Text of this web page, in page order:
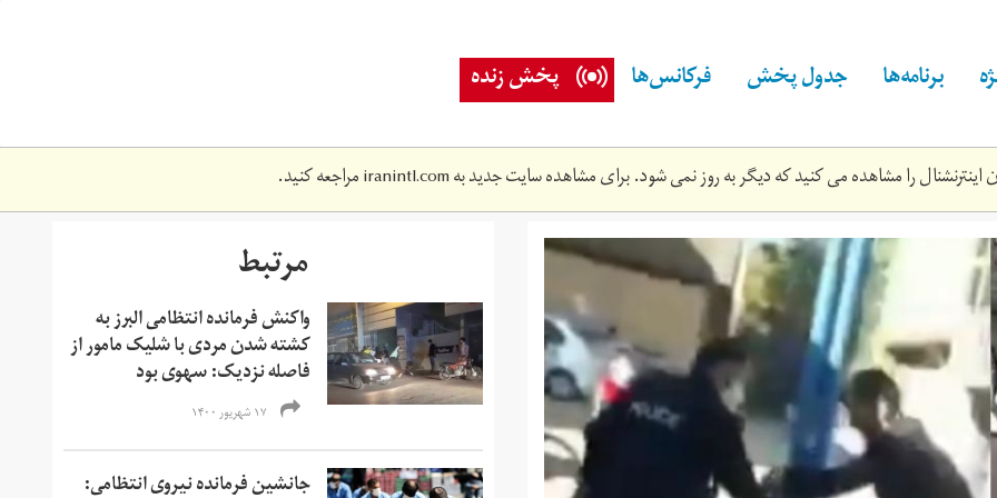
برنامه‌ها جدول پخش فرکانس‌ها پخش زنده
را مشاهده می کنید که دیگر به روز نمی شود. برای مشاهده سایت جدید بهiranintl.comمراجعه کنید.
مرتبط
واکنش فرمانده انتظامی البرز به
کشته شدن مردی با شلیک مامور از
فاصله نزدیک: سهوی بود
۱۷ شهریور ۱۴۰۰
جانشین فرمانده نیروی انتظامی: